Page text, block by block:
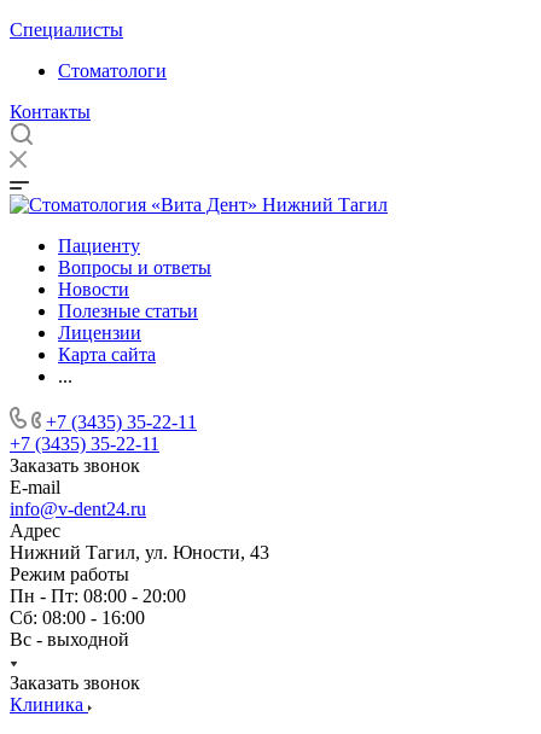
Специалисты
Стоматологи
Контакты
Пациенту
Вопросы и ответы
Новости
Полезные статьи
Лицензии
Карта сайта
...
+7 (3435) 35-22-11
+7 (3435) 35-22-11
Заказать звонок
E-mail
info@v-dent24.ru
Адрес
Нижний Тагил, ул. Юности, 43
Режим работы
Пн - Пт: 08:00 - 20:00
Сб: 08:00 - 16:00
Вс - выходной
Заказать звонок
Клиника